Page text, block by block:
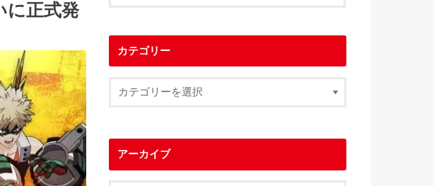
に正式発
カテゴリー
アーカイブ